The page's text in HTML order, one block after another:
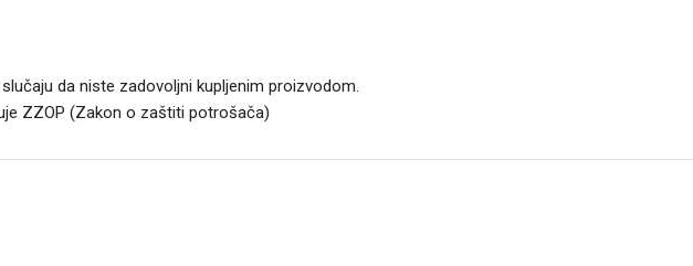
da niste zadovoljni kupljenim proizvodom.
ZZOP (Zakon o zaštiti potrošača)